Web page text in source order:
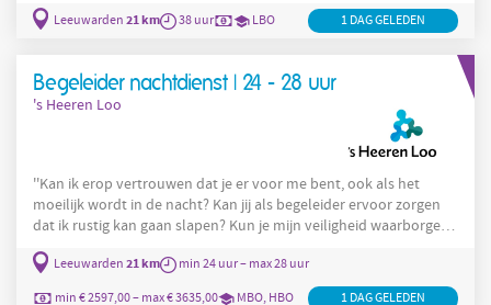
Je luistert naar de vraag of het probleem, zorgt dat de klant (in
onderhoud/reparatie en regelt eventueel vervangend vervoer
Dit ga je doen
Leeuwarden 21 km 38 uur LBO 1 DAG GELEDEN
Begeleider nachtdienst | 24 - 28 uur
's Heeren Loo
''Kan ik erop vertrouwen dat je er voor me bent, ook als het
moeilijk wordt in de nacht? Kan jij als begeleider ervoor zorgen
dat ik rustig kan gaan slapen? Kun je mijn veiligheid waarborgen
door het verrichten van acute medische handelingen?'' Kom dan
werken met onze bewoners met niet-aangeboren hersenletsel!
Waar ga je werken? Je gaat werken als Nachtzorg medewerker op
Leeuwarden 21 km min 24 uur – max 28 uur
min € 2597,00 – max € 3635,00 MBO, HBO 1 DAG GELEDEN